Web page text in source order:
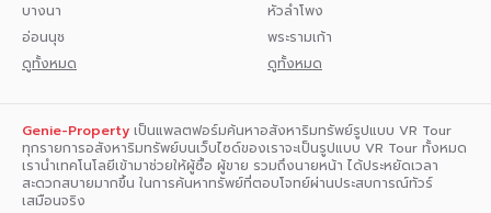
บางนา
อ่อนนุช
ดูทั้งหมด
หัวลำโพง
พระรามเก้า
ดูทั้งหมด
Genie-Property เป็นแพลตฟอร์มค้นหาอสังหาริมทรัพย์รูปแบบ VR Tour
ทุกรายการอสังหาริมทรัพย์บนเว็บไซด์ของเราจะเป็นรูปแบบ VR Tour ทั้งหมด
เรานำเทคโนโลยีเข้ามาช่วยให้ผู้ซื้อ ผู้ขาย รวมถึงนายหน้า ได้ประหยัดเวลา
สะดวกสบายมากขึ้น ในการค้นหาทรัพย์ที่ตอบโจทย์ผ่านประสบการณ์ทัวร์
เสมือนจริง